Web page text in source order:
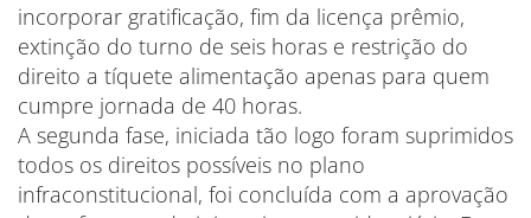
incorporar gratificação, fim da licença prêmio,
extinção do turno de seis horas e restrição do
direito a tíquete alimentação apenas para quem
cumpre jornada de 40 horas.
A segunda fase, iniciada tão logo foram suprimidos
todos os direitos possíveis no plano
infraconstitucional, foi concluída com a aprovação